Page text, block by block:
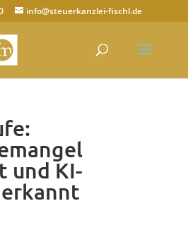
info@steuerkanzlei-fischl.de
und KI-